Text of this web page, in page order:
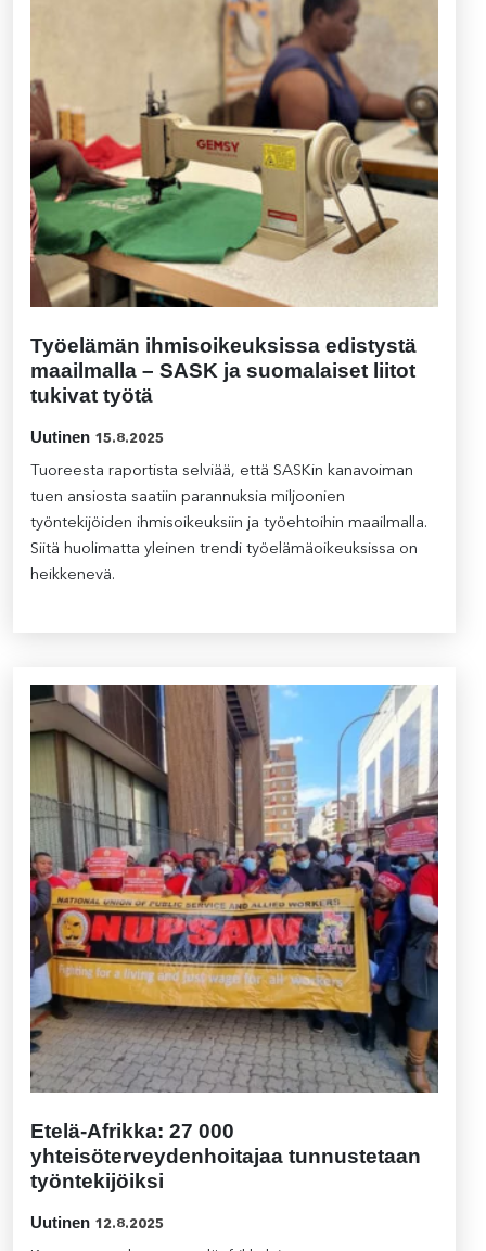
Työelämän ihmisoikeuksissa edistystä
maailmalla – SASK ja suomalaiset liitot
tukivat työtä
Uutinen 15.8.2025
Tuoreesta raportista selviää, että SASKin kanavoiman
tuen ansiosta saatiin parannuksia miljoonien
työntekijöiden ihmisoikeuksiin ja työehtoihin maailmalla.
Siitä huolimatta yleinen trendi työelämäoikeuksissa on
heikkenevä.
Etelä-Afrikka: 27 000
yhteisöterveydenhoitajaa tunnustetaan
työntekijöiksi
Uutinen 12.8.2025